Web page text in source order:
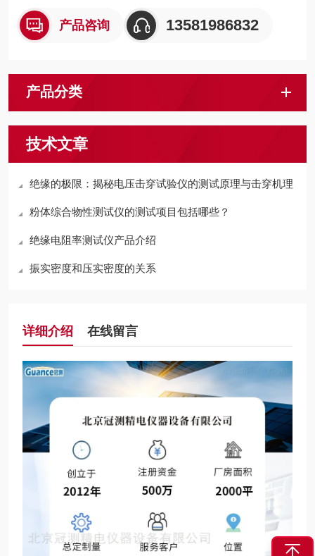
产品咨询 13581986832
产品分类
技术文章
绝缘的极限：揭秘电压击穿试验仪的测试原理与击穿机理
粉体综合物性测试仪的测试项目包括哪些？
绝缘电阻率测试仪产品介绍
振实密度和压实密度的关系
详细介绍 在线留言